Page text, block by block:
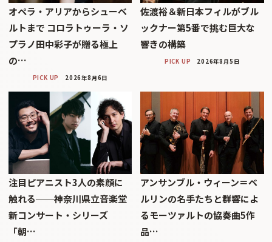
オペラ・アリアからシューベ
ルトまで コロラトゥーラ・ソ
プラノ田中彩子が贈る極上
の…
PICK UP 2026年8月6日
佐渡裕＆新日本フィルがブル
ックナー第5番で挑む巨大な
響きの構築
PICK UP 2026年8月5日
注目ピアニスト3人の素顔に
触れる──神奈川県立音楽堂
新コンサート・シリーズ
「朝…
アンサンブル・ウィーン＝ベ
ルリンの名手たちと群響によ
るモーツァルトの協奏曲5作
品…